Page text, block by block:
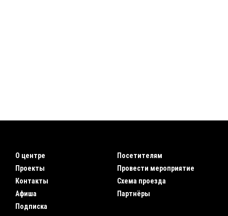
О центре
Проекты
Контакты
Афиша
Подписка
Посетителям
Провести мероприятие
Схема проезда
Партнёры